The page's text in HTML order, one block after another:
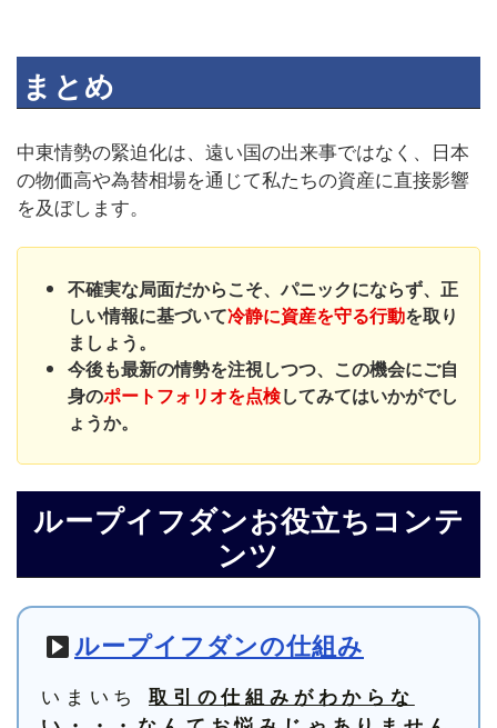
まとめ
中東情勢の緊迫化は、遠い国の出来事ではなく、日本
の物価高や為替相場を通じて私たちの資産に直接影響
を及ぼします。
不確実な局面だからこそ、パニックにならず、正
しい情報に基づいて冷静に資産を守る行動を取り
ましょう。
今後も最新の情勢を注視しつつ、この機会にご自
身のポートフォリオを点検してみてはいかがでし
ょうか。
ループイフダンお役立ちコンテ
ンツ
ループイフダンの仕組み
いまいち 取引の仕組みがわからな